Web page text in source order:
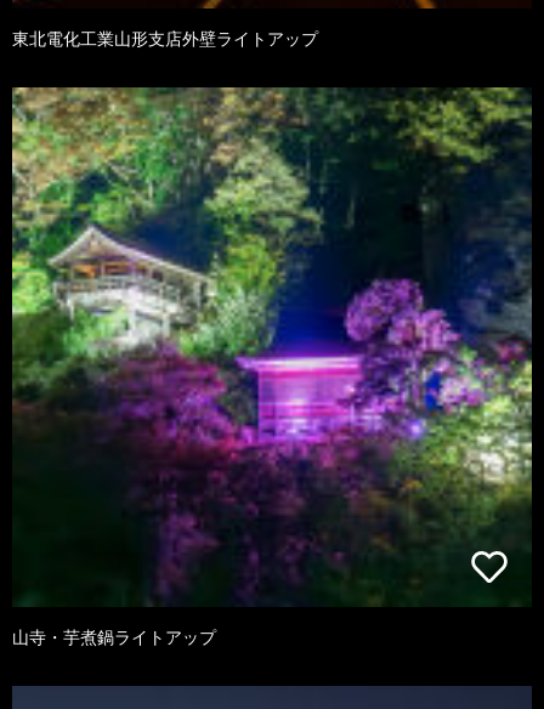
東北電化工業山形支店外壁ライトアップ
山寺・芋煮鍋ライトアップ